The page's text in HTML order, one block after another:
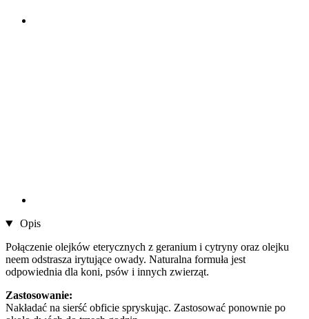
Opis
Połączenie olejków eterycznych z geranium i cytryny oraz olejku
neem odstrasza irytujące owady. Naturalna formuła jest
odpowiednia dla koni, psów i innych zwierząt.
Zastosowanie:
Nakładać na sierść obficie spryskując. Zastosować ponownie po